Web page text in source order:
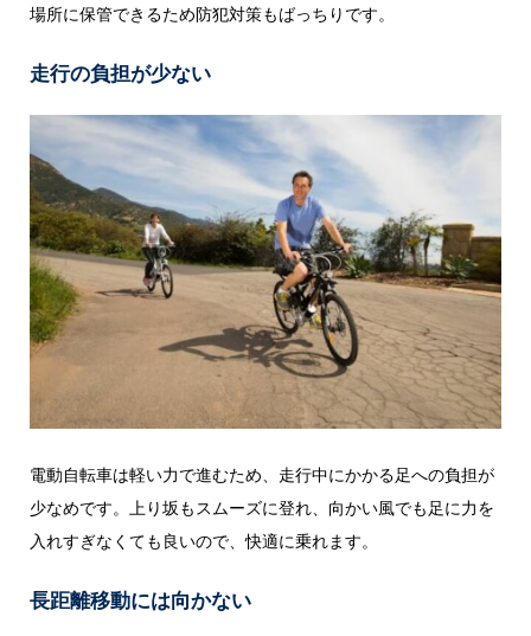
場所に保管できるため防犯対策もばっちりです。
走行の負担が少ない
電動自転車は軽い力で進むため、走行中にかかる足への負担が
少なめです。上り坂もスムーズに登れ、向かい風でも足に力を
入れすぎなくても良いので、快適に乗れます。
長距離移動には向かない